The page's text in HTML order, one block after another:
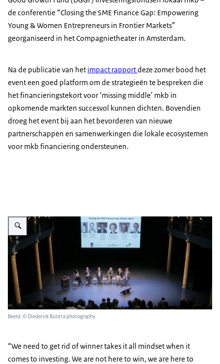
de conferentie “Closing the SME Finance Gap: Empowering
Young & Women Entrepreneurs in Frontier Markets”
georganiseerd in het Compagnietheater in Amsterdam.
Na de publicatie van het impact rapportdeze zomer bood het
event een goed platform om de strategieën te bespreken die
het financieringstekort voor ‘missing middle’ mkb in
opkomende markten succesvol kunnen dichten. Bovendien
droeg het event bij aan het bevorderen van nieuwe
partnerschappen en samenwerkingen die lokale ecosystemen
voor mkb financiering ondersteunen.
Vergroot afbeelding Closing the SME finance gap
Beeld: © Diederick Bulstra photography
“We need to get rid of winner takes it all mindset when it
comes to investing. We are not here to win, we are here to